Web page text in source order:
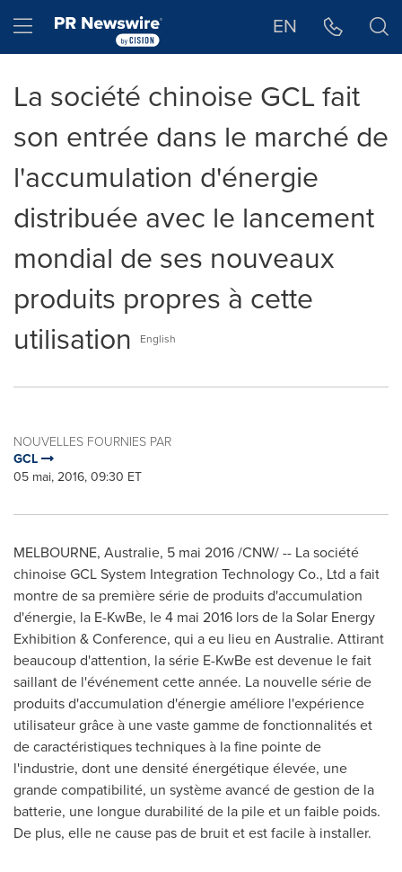
Hamburger menu EN
La société chinoise GCL fait
son entrée dans le marché de
l'accumulation d'énergie
distribuée avec le lancement
mondial de ses nouveaux
produits propres à cette
utilisation
English
NOUVELLES FOURNIES PAR
GCL
05 mai, 2016, 09:30 ET
MELBOURNE, Australie, 5 mai 2016 /CNW/ -- La société
chinoise GCL System Integration Technology Co., Ltd a fait
montre de sa première série de produits d'accumulation
d'énergie, la E-KwBe, le 4 mai 2016 lors de la Solar Energy
Exhibition & Conference, qui a eu lieu en Australie. Attirant
beaucoup d'attention, la série E-KwBe est devenue le fait
saillant de l'événement cette année. La nouvelle série de
produits d'accumulation d'énergie améliore l'expérience
utilisateur grâce à une vaste gamme de fonctionnalités et
de caractéristiques techniques à la fine pointe de
l'industrie, dont une densité énergétique élevée, une
grande compatibilité, un système avancé de gestion de la
batterie, une longue durabilité de la pile et un faible poids.
De plus, elle ne cause pas de bruit et est facile à installer.